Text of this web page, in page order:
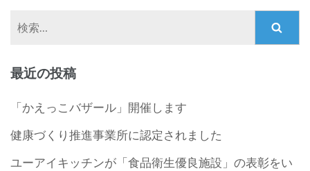
最近の投稿
「かえっこバザール」開催します
健康づくり推進事業所に認定されました
ユーアイキッチンが「食品衛生優良施設」の表彰をい